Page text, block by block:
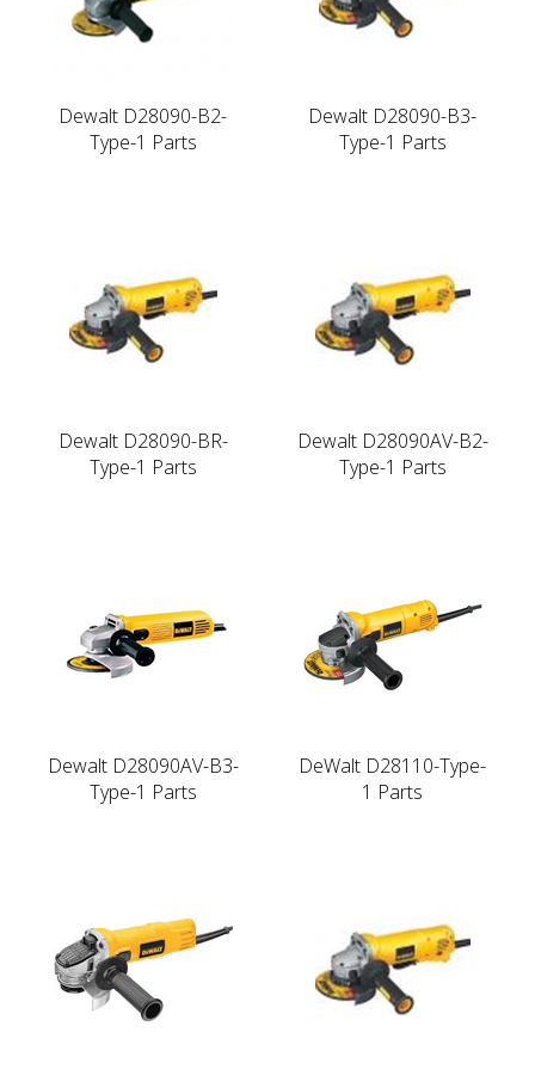
Dewalt D28090-B2-
Type-1 Parts
Dewalt D28090-B3-
Type-1 Parts
Dewalt D28090-BR-
Type-1 Parts
Dewalt D28090AV-B2-
Type-1 Parts
Dewalt D28090AV-B3-
Type-1 Parts
DeWalt D28110-Type-
1 Parts